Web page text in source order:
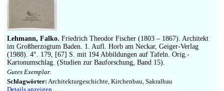
Impressum
Lehmann, Falko. Friedrich Theodor Fischer (1803 – 1867). Architekt
im Großherzogtum Baden. 1. Aufl. Horb am Neckar, Geiger-Verlag
(1988). 4°. 179, [67] S. mit 194 Abbildungen auf Tafeln. Orig.-
Kartonumschlag. (Studien zur Bauforschung, Band 15).
Gutes Exemplar.
Schlagwörter: Architekturgeschichte, Kirchenbau, Sakralbau
Details anzeigen…